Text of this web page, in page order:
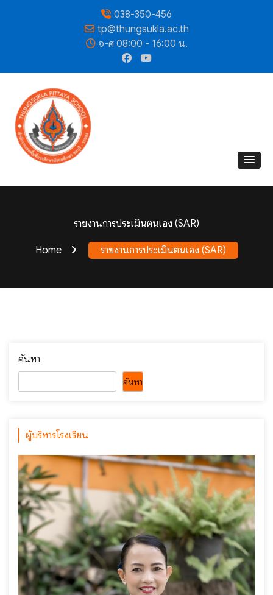
038-350-456
tp@thungsukla.ac.th
จ-ศ 08:00 - 16:00 น.
รายงานการประเมินตนเอง (SAR)
Home รายงานการประเมินตนเอง (SAR)
ค้นหา
ค้นหา
ผู้บริหารโรงเรียน